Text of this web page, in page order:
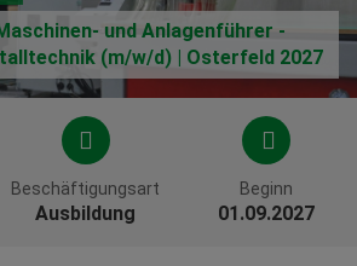
und Anlagenführer -
(m/w/d) | Osterfeld 2027
Beschäftigungsart
Ausbildung
Beginn
01.09.2027